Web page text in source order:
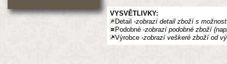
VYSVĚTLIVKY:
Detail -zobrazí detail zboží s
Podobné -zobrazí podobné zboží
Výrobce -zobrazí veškeré zboží od